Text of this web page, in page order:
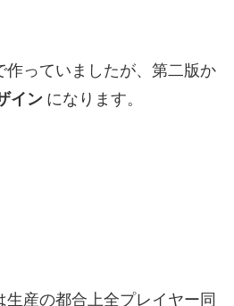
作っていましたが、第二版か
イン になります。
産の都合上全プレイヤー同